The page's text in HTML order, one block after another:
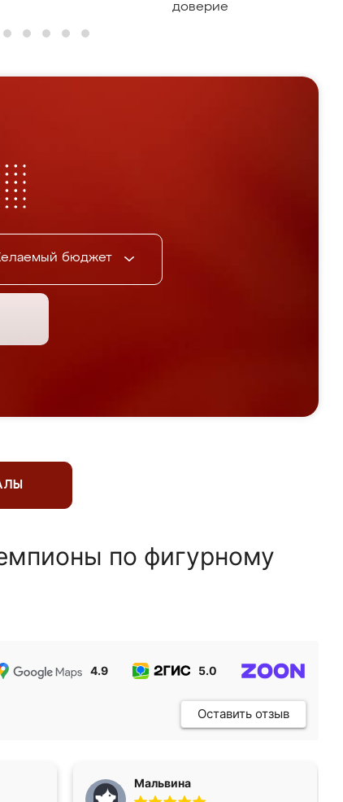
доверие
бюджет
по фигурному
4.9 5.0
Оставить отзыв
Мальвина